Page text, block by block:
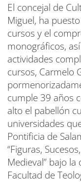
El concejal de
Miguel, ha
cursos y el
monográficos,
actividades
cursos, Carmelo
cumple 39 años
alto el pabellón
universidades
Pontificia de
“Figuras,
Medieval” bajo
Facultad de